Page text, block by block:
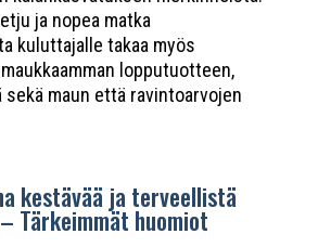
ja nopea matka
kuluttajalle takaa myös
lopputuotteen,
sekä maun että ravintoarvojen
kestävää ja terveellistä
Tärkeimmät huomiot